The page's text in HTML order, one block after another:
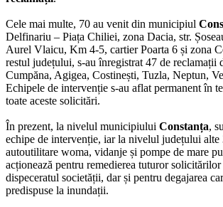
Cele mai multe, 70 au venit din municipiul
Delfinariu – Piața Chiliei, zona Dacia, str.
Aurel Vlaicu, Km 4-5, cartier Poarta 6 și zona
restul județului, s-au înregistrat 47 de reclamații
Cumpăna, Agigea, Costinești, Tuzla, Neptun,
Echipele de intervenție s-au aflat permanent în
toate aceste solicitări.
În prezent, la nivelul municipiului Constanța,
echipe de intervenție, iar la nivelul județului alte
autoutilitare woma, vidanje și pompe de mare
acționează pentru remedierea tuturor
dispeceratul societății, dar și pentru degajarea
predispuse la inundații.